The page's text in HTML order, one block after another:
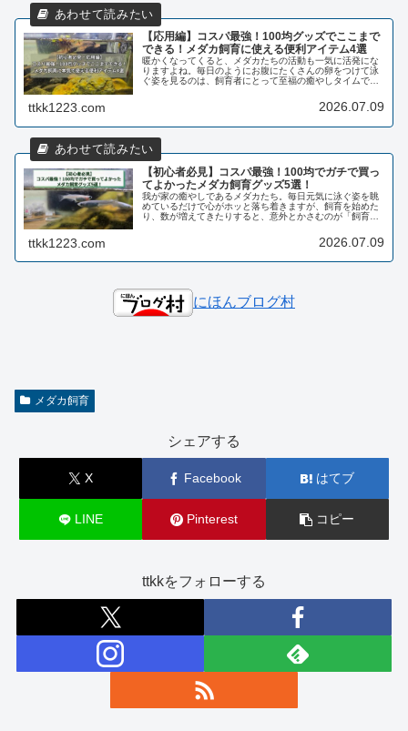
【応用編】コスパ最強！100均グッズでここまで
できる！メダカ飼育に使える便利アイテム4選
暖かくなってくると、メダカたちの活動も一気に活発にな
りますよね。毎日のようにお腹にたくさんの卵をつけて泳
ぐ姿を見るのは、飼育者にとって至福の癒やしタイムで
ttkk1223.com 2026.07.09
【初心者必見】コスパ最強！100均でガチで買っ
てよかったメダカ飼育グッズ5選！
我が家の癒やしであるメダカたち。毎日元気に泳ぐ姿を眺
めているだけで心がホッと落ち着きますが、飼育を始めた
り、数が増えてきたりすると、意外とかさむのが「飼育グ
ttkk1223.com 2026.07.09
にほんブログ村
メダカ飼育
シェアする
X Facebook はてブ
LINE Pinterest コピー
ttkkをフォローする